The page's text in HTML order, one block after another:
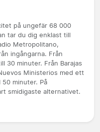
på ungefär 68 000
tar du dig enklast till
Metropolitano,
ingångarna. Från
30 minuter. Från Barajas
Ministerios med ett
minuter. På
smidigaste alternativet.